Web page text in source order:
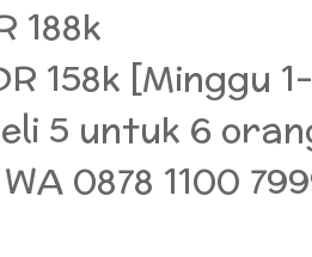
188k
158k [Minggu
5 untuk 6
0878 1100